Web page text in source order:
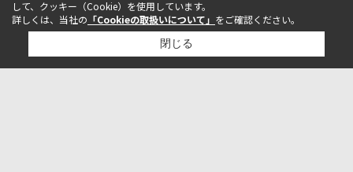
して、クッキー（Cookie）を使用しています。
詳しくは、当社の 「Cookieの取扱いについて」 をご確認ください。
閉じる